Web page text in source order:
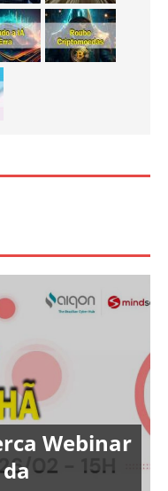
Webinar